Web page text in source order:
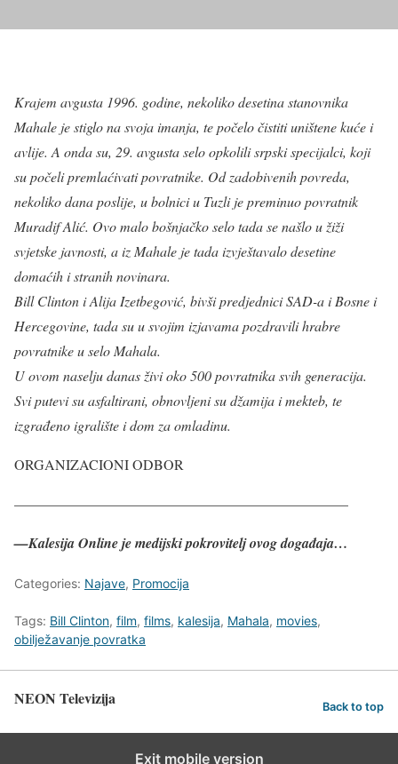
Krajem avgusta 1996. godine, nekoliko desetina stanovnika
Mahale je stiglo na svoja imanja, te počelo čistiti uništene kuće i
avlije. A onda su, 29. avgusta selo opkolili srpski specijalci, koji
su počeli premlaćivati povratnike. Od zadobivenih povreda,
nekoliko dana poslije, u bolnici u Tuzli je preminuo povratnik
Muradif Alić. Ovo malo bošnjačko selo tada se našlo u žiži
svjetske javnosti, a iz Mahale je tada izvještavalo desetine
domaćih i stranih novinara.
Bill Clinton i Alija Izetbegović, bivši predjednici SAD-a i Bosne i
Hercegovine, tada su u svojim izjavama pozdravili hrabre
povratnike u selo Mahala.
U ovom naselju danas živi oko 500 povratnika svih generacija.
Svi putevi su asfaltirani, obnovljeni su džamija i mekteb, te
izgrađeno igralište i dom za omladinu.
ORGANIZACIONI ODBOR
———————————————————————–
—Kalesija Online je medijski pokrovitelj ovog događaja…
Categories: Najave, Promocija
Tags: Bill Clinton, film, films, kalesija, Mahala, movies,
obilježavanje povratka
NEON Televizija Back to top
Exit mobile version